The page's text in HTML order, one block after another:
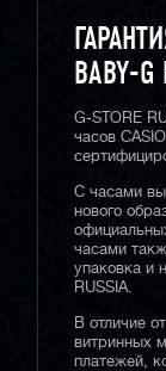
BABY-
G-STORE
часов
С часами вы
нового
часами
упаковка и
RUSSIA.
В отличие
витринных
платежей,